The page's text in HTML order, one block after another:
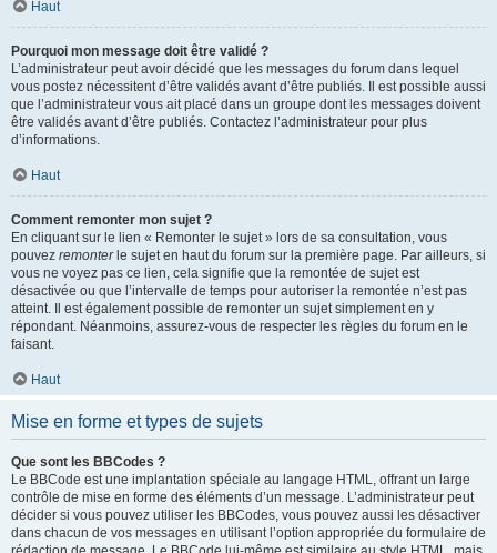
Haut
Pourquoi mon message doit être validé ?
L’administrateur peut avoir décidé que les messages du forum dans lequel
vous postez nécessitent d’être validés avant d’être publiés. Il est possible aussi
que l’administrateur vous ait placé dans un groupe dont les messages doivent
être validés avant d’être publiés. Contactez l’administrateur pour plus
d’informations.
Haut
Comment remonter mon sujet ?
En cliquant sur le lien « Remonter le sujet » lors de sa consultation, vous
pouvez remonterle sujet en haut du forum sur la première page. Par ailleurs, si
vous ne voyez pas ce lien, cela signifie que la remontée de sujet est
désactivée ou que l’intervalle de temps pour autoriser la remontée n’est pas
atteint. Il est également possible de remonter un sujet simplement en y
répondant. Néanmoins, assurez-vous de respecter les règles du forum en le
faisant.
Haut
Mise en forme et types de sujets
Que sont les BBCodes ?
Le BBCode est une implantation spéciale au langage HTML, offrant un large
contrôle de mise en forme des éléments d’un message. L’administrateur peut
décider si vous pouvez utiliser les BBCodes, vous pouvez aussi les désactiver
dans chacun de vos messages en utilisant l’option appropriée du formulaire de